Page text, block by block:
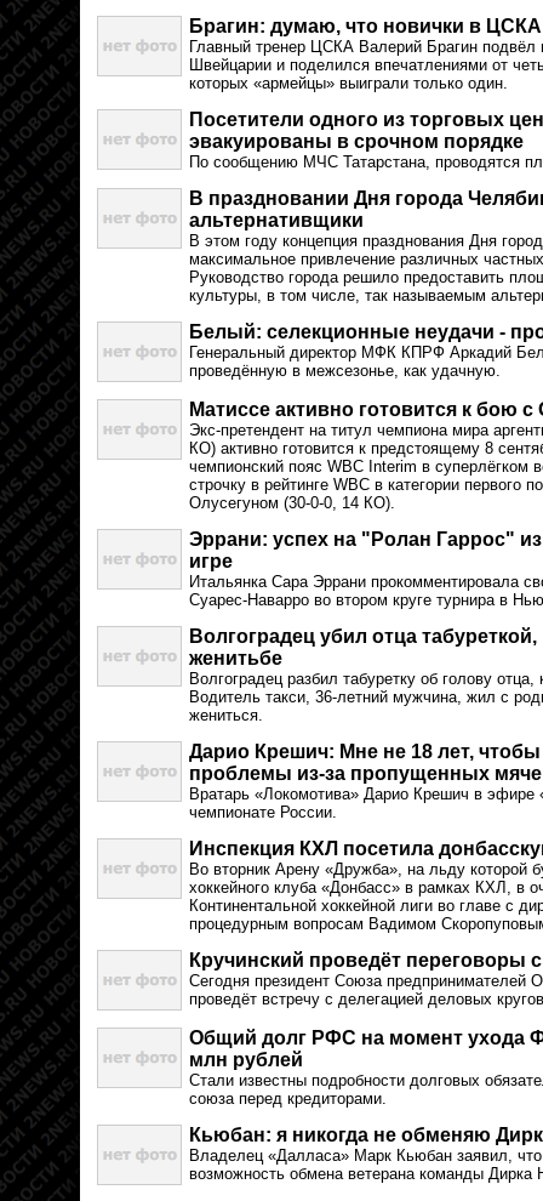
Брагин: думаю, что новички в
Главный тренер ЦСКА Валерий Брагин подвёл
Швейцарии и поделился впечатлениями от
которых «армейцы» выиграли только один.
Посетители одного из торговых
эвакуированы в срочном порядке
По сообщению МЧС Татарстана, проводятся
В праздновании Дня города
альтернативщики
В этом году концепция празднования Дня
максимальное привлечение различных
Руководство города решило предоставить
культуры, в том числе, так называемым
Белый: селекционные неудачи -
Генеральный директор МФК КПРФ Аркадий
проведённую в межсезонье, как удачную.
Матиссе активно готовится к бою
Экс-претендент на титул чемпиона мира
КО) активно готовится к предстоящему 8
чемпионский пояс WBC Interim в
строчку в рейтинге WBC в категории первого
Олусегуном (30-0-0, 14 КО).
Эррани: успех на "Ролан Гаррос"
игре
Итальянка Сара Эррани прокомментировала
Суарес-Наварро во втором круге турнира в
Волгоградец убил отца
женитьбе
Волгоградец разбил табуретку об голову
Водитель такси, 36-летний мужчина, жил с
жениться.
Дарио Крешич: Мне не 18 лет,
проблемы из-за пропущенных
Вратарь «Локомотива» Дарио Крешич в
чемпионате России.
Инспекция КХЛ посетила
Во вторник Арену «Дружба», на льду которой
хоккейного клуба «Донбасс» в рамках КХЛ, в
Континентальной хоккейной лиги во главе с
процедурным вопросам Вадимом
Кручинский проведёт переговоры
Сегодня президент Союза предпринимателей
проведёт встречу с делегацией деловых
Общий долг РФС на момент ухода
млн рублей
Стали известны подробности долговых
союза перед кредиторами.
Кьюбан: я никогда не обменяю
Владелец «Далласа» Марк Кьюбан заявил,
возможность обмена ветерана команды Дирка